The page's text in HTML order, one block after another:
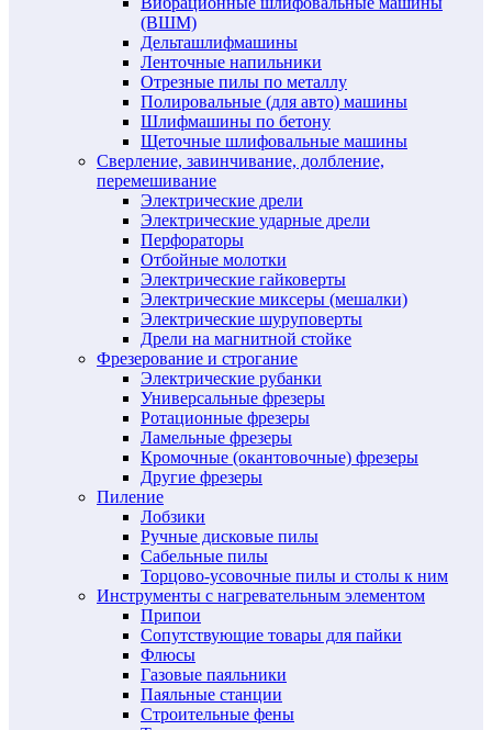
(ВШМ)
Дельташлифмашины
Ленточные напильники
Отрезные пилы по металлу
Полировальные (для авто) машины
Шлифмашины по бетону
Щеточные шлифовальные машины
Сверление, завинчивание, долбление,
перемешивание
Электрические дрели
Электрические ударные дрели
Перфораторы
Отбойные молотки
Электрические гайковерты
Электрические миксеры (мешалки)
Электрические шуруповерты
Дрели на магнитной стойке
Фрезерование и строгание
Электрические рубанки
Универсальные фрезеры
Ротационные фрезеры
Ламельные фрезеры
Кромочные (окантовочные) фрезеры
Другие фрезеры
Пиление
Лобзики
Ручные дисковые пилы
Сабельные пилы
Торцово-усовочные пилы и столы к ним
Инструменты с нагревательным элементом
Припои
Сопутствующие товары для пайки
Флюсы
Газовые паяльники
Паяльные станции
Строительные фены